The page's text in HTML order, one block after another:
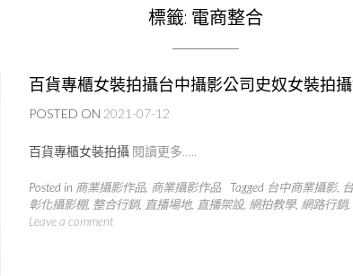
標籤: 電商整合
百貨專櫃女裝拍攝台中攝影公司史奴女裝拍
POSTED ON 2021-07-12
百貨專櫃女裝拍攝 閱讀更多…..
Posted in 商業攝影作品, 商業攝影作品 Tagged 台中商業攝影,
彰化攝影棚, 整合行銷, 直播場地, 直播架設, 網拍教學, 網路行銷,
Leave a comment